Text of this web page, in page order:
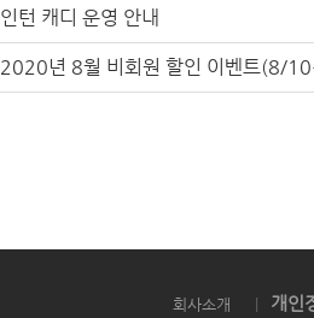
인턴 캐디 운영 안내
2020년 8월 비회원 할인 이벤트(8/
회사소개 개인